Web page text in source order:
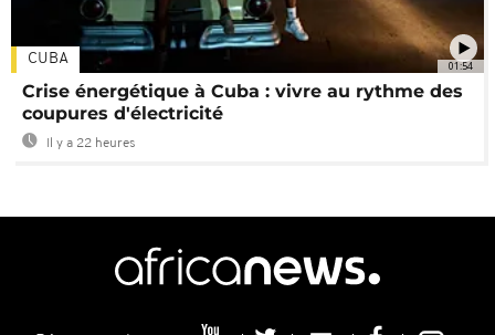
01:54
CUBA
Crise énergétique à Cuba : vivre au rythme des
coupures d'électricité
Il y a 22 heures